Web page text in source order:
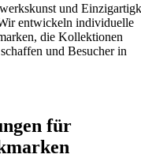
und
entwickeln individuelle
die Kollektionen
und Besucher in
für